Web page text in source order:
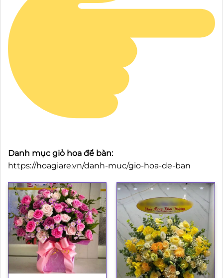
Danh mục giỏ hoa để bàn:
https://hoagiare.vn/danh-muc/gio-hoa-de-ban